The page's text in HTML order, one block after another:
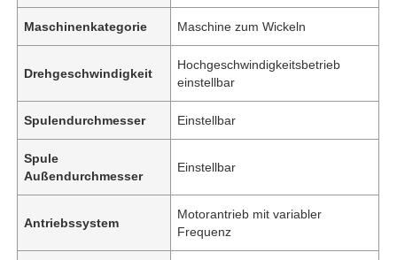
Maschinenkategorie Maschine zum Wickeln
Drehgeschwindigkeit
Hochgeschwindigkeitsbetrieb
einstellbar
Spulendurchmesser Einstellbar
Spule
Außendurchmesser
Einstellbar
Antriebssystem
Motorantrieb mit variabler
Frequenz